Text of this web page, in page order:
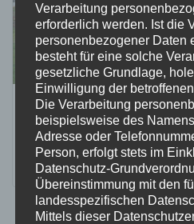
Sommerturnier der
-
Verarbeitung
erforderlich werden. Ist die
personenbezogener Daten
besteht für eine solche
gesetzliche Grundlage,
Einwilligung der
Die Verarbeitung
beispielsweise des
Adresse oder
Person, erfolgt stets im
Datenschutz-
Übereinstimmung mit den
landesspezifischen
Mittels dieser